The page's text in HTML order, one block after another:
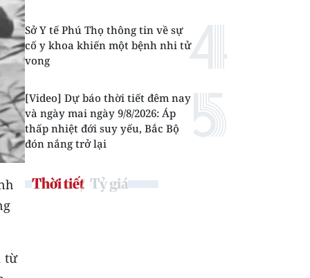
từ
Sở Y tế Phú Thọ thông tin về sự
cố y khoa khiến một bệnh nhi tử
vong
[Video] Dự báo thời tiết đêm nay
và ngày mai ngày 9/8/2026: Áp
thấp nhiệt đới suy yếu, Bắc Bộ
đón nắng trở lại
Thời tiết Tỷ giá